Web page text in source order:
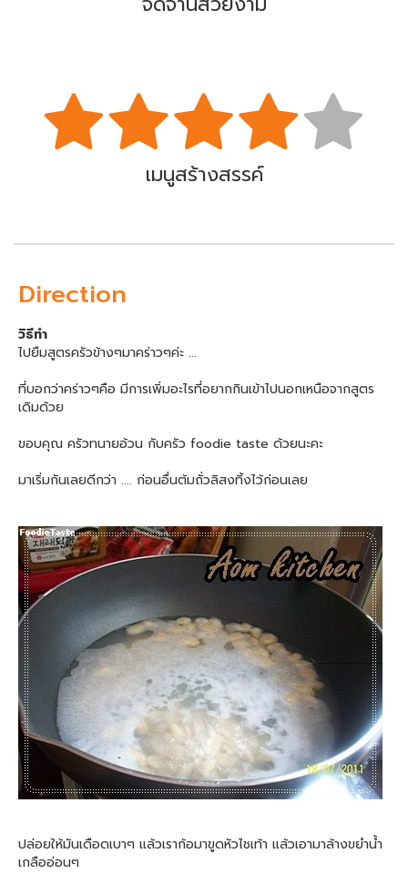
เมนูสร้างสรรค์
Direction
วิธีทำ
ไปยืมสูตรครัวข้างๆมาคร่าวๆค่ะ ...
ที่บอกว่าคร่าวๆคือ มีการเพิ่มอะไรที่อยากกินเข้าไปนอกเหนือจากสูตร
เดิมด้วย
ขอบคุณ ครัวทนายอ้วน กับครัว foodie taste ด้วยนะคะ
มาเริ่มกันเลยดีกว่า .... ก่อนอื่นต้มถั่วลิสงทิ้งไว้ก่อนเลย
ปล่อยให้มันเดือดเบาๆ แล้วเราก้อมาขูดหัวไชเท้า แล้วเอามาล้างขยำน้ำ
เกลืออ่อนๆ